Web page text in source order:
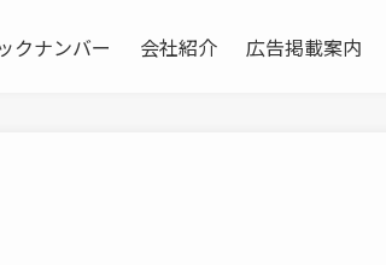
クナンバー 会社紹介 広告掲載案内